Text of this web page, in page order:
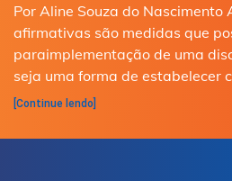
Por Aline Souza do Nascimento
afirmativas são medidas que
paraimplementação de uma
seja uma forma de estabelecer
[Continue lendo]